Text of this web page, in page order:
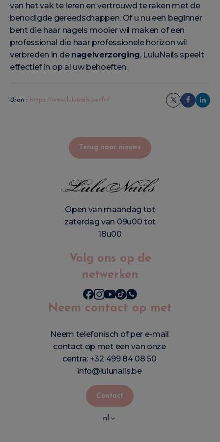
van het vak te leren en vertrouwd te raken met de
benodigde gereedschappen. Of u nu een beginner
bent die haar nagels mooier wil maken of een
professional die haar professionele horizon wil
verbreden in de nagelverzorging, LuluNails speelt
effectief in op al uw behoeften.
Bron : https://www.lulunails.be/fr/
Terug naar nieuws
Open van maandag tot
zaterdag van 09u00 tot
18u00
Volg ons op de
netwerken
Neem contact op met
Neem telefonisch of per e-mail
contact op met een van onze
centra: +32 499 84 08 50
info@lulunails.be
Contact
nl